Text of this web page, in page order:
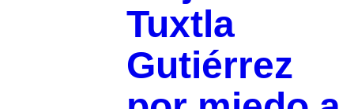
Tuxtla
Gutiérrez